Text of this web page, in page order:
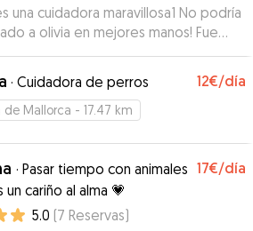
una cuidadora maravillosa1 No podría
a olivia en mejores manos! Fue
en casa! Recibí mil fotitos, ella
y cuidada como una más de
su perrita Bamba fue la perfecta
”
· Cuidadora de perros 12€/día
de Mallorca - 17.47 km
· Pasar tiempo con animales
un cariño al alma 💗
17€/día
5.0 (7 Reservas)